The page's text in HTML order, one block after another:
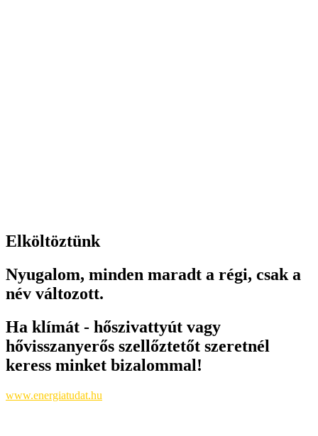
Elköltöztünk
Nyugalom, minden maradt a régi, csak a
név változott.
Ha klímát - hőszivattyút vagy
hővisszanyerős szellőztetőt szeretnél
keress minket bizalommal!
www.energiatudat.hu